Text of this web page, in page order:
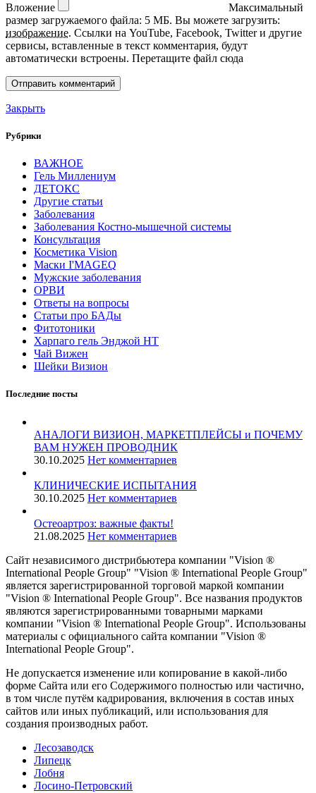
Вложение
Максимальный
размер загружаемого файла: 5 МБ. Вы можете загрузить:
изображение. Ссылки на YouTube, Facebook, Twitter и другие
сервисы, вставленные в текст комментария, будут
автоматически встроены. Перетащите файл сюда
Закрыть
Рубрики
ВАЖНОЕ
Гель Миллениум
ДЕТОКС
Другие статьи
Заболевания
Заболевания Костно-мышечной системы
Консультация
Косметика Vision
Маски I'MAGEQ
Мужские заболевания
ОРВИ
Ответы на вопросы
Статьи про БАДы
Фитотоники
Харпаго гель Энджой НТ
Чай Вижен
Шейки Визион
Последние посты
АНАЛОГИ ВИЗИОН, МАРКЕТПЛЕЙСЫ и ПОЧЕМУ
ВАМ НУЖЕН ПРОВОДНИК
30.10.2025 Нет комментариев
КЛИНИЧЕСКИЕ ИСПЫТАНИЯ
30.10.2025 Нет комментариев
️Остеоартроз: важные факты!
21.08.2025 Нет комментариев
Сайт независимого дистрибьютера компании "Vision ®
International People Group" "Vision ® International People Group"
является зарегистрированной торговой маркой компании
"Vision ® International People Group". Все названия продуктов
являются зарегистрированными товарными марками
компании "Vision ® International People Group". Использованы
материалы с официального сайта компании "Vision ®
International People Group".
Не допускается изменение или копирование в какой-либо
форме Сайта или его Содержимого полностью или частично,
в том числе путём кадрирования, включения в состав иных
сайтов или иных публикаций, или использования для
создания производных работ.
Лесозаводск
Липецк
Лобня
Лосино-Петровский